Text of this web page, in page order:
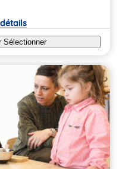
Sélectionner